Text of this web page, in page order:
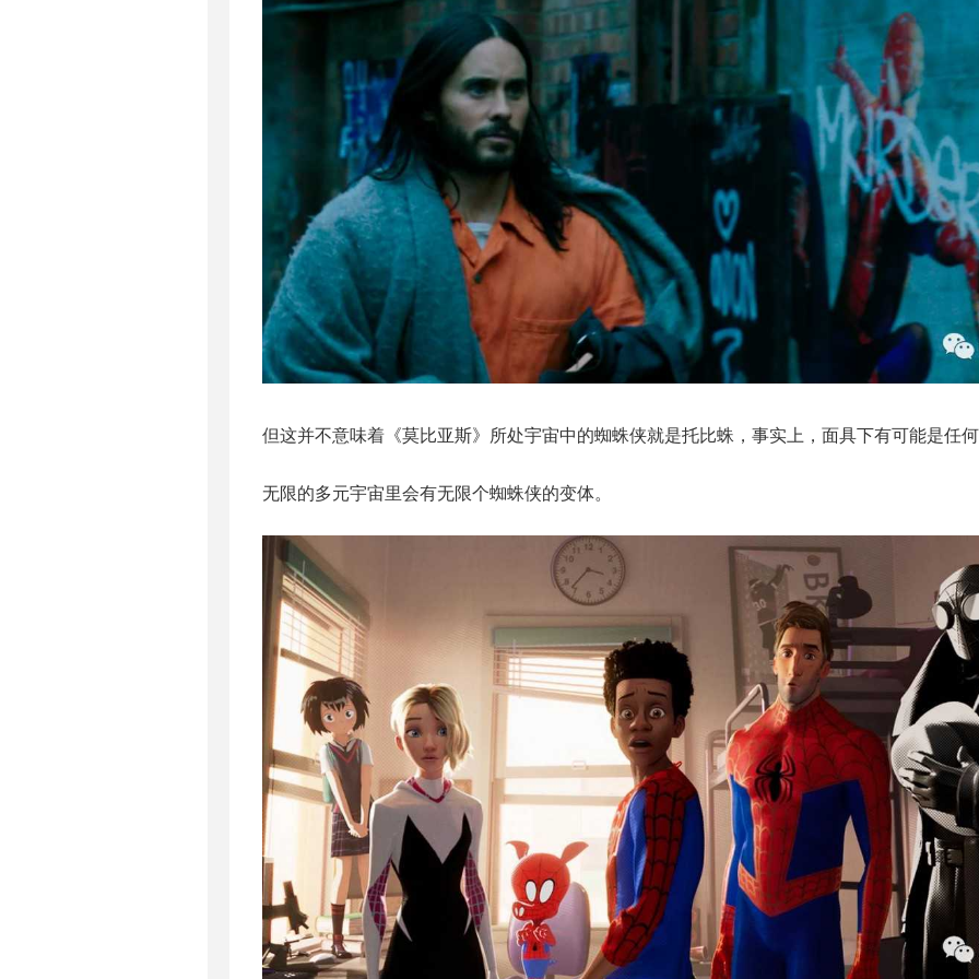
但这并不意味着《莫比亚斯》所处宇宙中的蜘蛛侠就是托比蛛，事实上，面具下有可能是任
无限的多元宇宙里会有无限个蜘蛛侠的变体。